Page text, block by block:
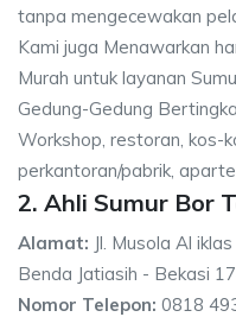
tanpa mengecewakan
Kami juga Menawarkan
Murah untuk layanan
Gedung-Gedung
Workshop, restoran, kos-
perkantoran/pabrik,
2. Ahli Sumur Bor
Alamat: Jl. Musola Al
Benda Jatiasih - Bekasi
Nomor Telepon: 0818